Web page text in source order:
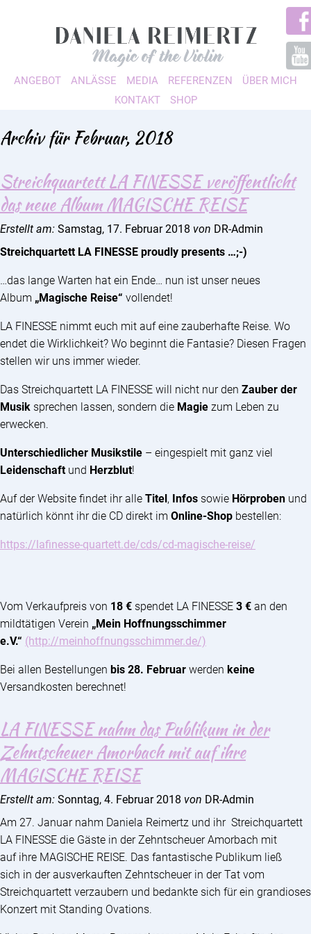
ANGEBOT ANLÄSSE MEDIA REFERENZEN
ÜBER MICH
KONTAKT
SHOP
Archiv für Februar, 2018
Streichquartett LA FINESSE veröffentlicht
das neue Album MAGISCHE REISE
Erstellt am: Samstag, 17. Februar 2018 von DR-Admin
Streichquartett LA FINESSE proudly presents …;-)
…das lange Warten hat ein Ende… nun ist unser neues
Album „Magische Reise“ vollendet!
LA FINESSE nimmt euch mit auf eine zauberhafte Reise. Wo
endet die Wirklichkeit? Wo beginnt die Fantasie? Diesen Fragen
stellen wir uns immer wieder.
Das Streichquartett LA FINESSE will nicht nur den Zauber der
Musik sprechen lassen, sondern die Magie zum Leben zu
erwecken.
Unterschiedlicher Musikstile – eingespielt mit ganz viel
Leidenschaftund Herzblut!
Auf der Website findet ihr alle Titel, Infos sowie Hörproben und
natürlich könnt ihr die CD direkt im Online-Shop bestellen:
https://lafinesse-quartett.de/cds/cd-magische-reise/
Vom Verkaufpreis von 18 € spendet LA FINESSE 3 € an den
mildtätigen Verein „Mein Hoffnungsschimmer
e.V.“ (http://meinhoffnungsschimmer.de/)
Bei allen Bestellungen bis 28. Februar werden keine
Versandkosten berechnet!
LA FINESSE nahm das Publikum in der
Zehntscheuer Amorbach mit auf ihre
MAGISCHE REISE
Erstellt am: Sonntag, 4. Februar 2018 von DR-Admin
Am 27. Januar nahm Daniela Reimertz und ihr Streichquartett
LA FINESSE die Gäste in der Zehntscheuer Amorbach mit
auf ihre MAGISCHE REISE. Das fantastische Publikum ließ
sich in der ausverkauften Zehntscheuer in der Tat vom
Streichquartett verzaubern und bedankte sich für ein grandioses
Konzert mit Standing Ovations.